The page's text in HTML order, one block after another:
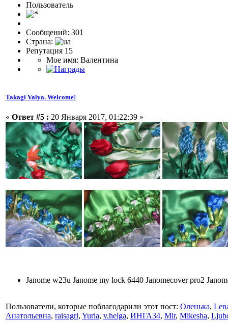
Пользовaтeль
Сообщений: 301
Страна:
Репутация 15
Мое имя: Валентина
Takagi Valya. Welcome!
« Ответ #5 : 20 Января 2017, 01:22:39 »
Janome w23u Janome my lock 6440 Janomecover pro2
Пользователи, которые поблагодарили этот пост: Оленька,
Анатольевна, raisagri, Yuria, v.helga, ИНГА34, Mir, Mikesha,